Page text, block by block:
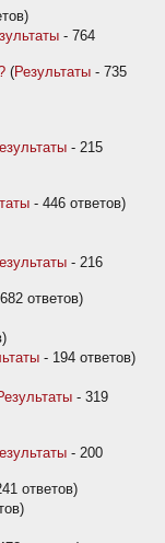
- 764
(Результаты - 735
- 215
- 446 ответов)
- 216
ответов)
- 194 ответов)
- 319
- 200
ответов)